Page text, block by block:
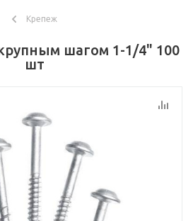
Крепеж
шагом 1-1/4" 100
шт